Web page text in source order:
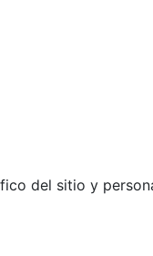
del sitio y